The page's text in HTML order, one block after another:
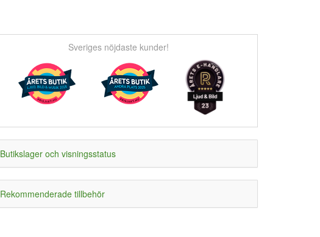
Sveriges nöjdaste kunder!
Butikslager och visningsstatus
Rekommenderade tillbehör